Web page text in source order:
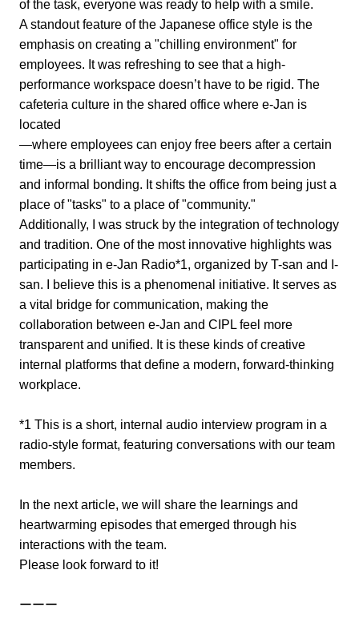
of the task, everyone was ready to help with a smile.
A standout feature of the Japanese office style is the
emphasis on creating a "chilling environment" for
employees. It was refreshing to see that a high-
performance workspace doesn’t have to be rigid. The
cafeteria culture in the shared office where e-Jan is
located
—where employees can enjoy free beers after a certain
time—is a brilliant way to encourage decompression
and informal bonding. It shifts the office from being just a
place of "tasks" to a place of "community."
Additionally, I was struck by the integration of technology
and tradition. One of the most innovative highlights was
participating in e-Jan Radio*1, organized by T-san and I-
san. I believe this is a phenomenal initiative. It serves as
a vital bridge for communication, making the
collaboration between e-Jan and CIPL feel more
transparent and unified. It is these kinds of creative
internal platforms that define a modern, forward-thinking
workplace.
*1 This is a short, internal audio interview program in a
radio-style format, featuring conversations with our team
members.
In the next article, we will share the learnings and
heartwarming episodes that emerged through his
interactions with the team.
Please look forward to it!
ーーー